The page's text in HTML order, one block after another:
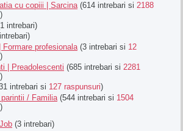
cu copiii | Sarcina(614 intrebari si 2188
)
intrebari)
Formare profesionala (3 intrebari si 12
)
| Preadolescenti (685 intrebari si 2281
)
intrebari si 127 raspunsuri)
/ Familia (544 intrebari si 1504
)
(3 intrebari)